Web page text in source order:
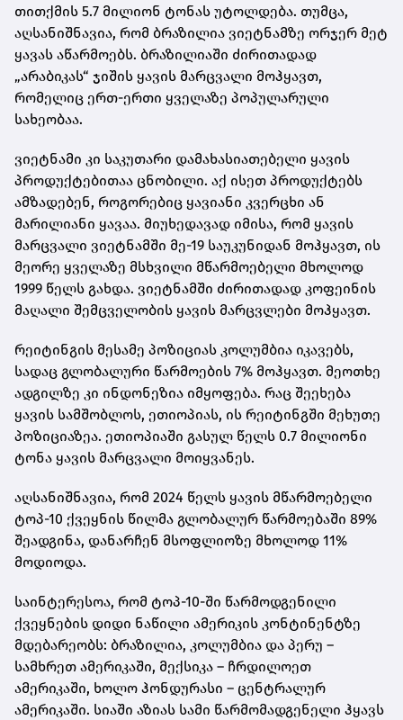
თითქმის 5.7 მილიონ ტონას უტოლდება. თუმცა,
აღსანიშნავია, რომ ბრაზილია ვიეტნამზე ორჯერ მეტ
ყავას აწარმოებს. ბრაზილიაში ძირითადად
„არაბიკას“ ჯიშის ყავის მარცვალი მოჰყავთ,
რომელიც ერთ-ერთი ყველაზე პოპულარული
სახეობაა.
ვიეტნამი კი საკუთარი დამახასიათებელი ყავის
პროდუქტებითაა ცნობილი. აქ ისეთ პროდუქტებს
ამზადებენ, როგორებიც ყავიანი კვერცხი ან
მარილიანი ყავაა. მიუხედავად იმისა, რომ ყავის
მარცვალი ვიეტნამში მე-19 საუკუნიდან მოჰყავთ, ის
მეორე ყველაზე მსხვილი მწარმოებელი მხოლოდ
1999 წელს გახდა. ვიეტნამში ძირითადად კოფეინის
მაღალი შემცველობის ყავის მარცვლები მოჰყავთ.
რეიტინგის მესამე პოზიციას კოლუმბია იკავებს,
სადაც გლობალური წარმოების 7% მოჰყავთ. მეოთხე
ადგილზე კი ინდონეზია იმყოფება. რაც შეეხება
ყავის სამშობლოს, ეთიოპიას, ის რეიტინგში მეხუთე
პოზიციაზეა. ეთიოპიაში გასულ წელს 0.7 მილიონი
ტონა ყავის მარცვალი მოიყვანეს.
აღსანიშნავია, რომ 2024 წელს ყავის მწარმოებელი
ტოპ-10 ქვეყნის წილმა გლობალურ წარმოებაში 89%
შეადგინა, დანარჩენ მსოფლიოზე მხოლოდ 11%
მოდიოდა.
საინტერესოა, რომ ტოპ-10-ში წარმოდგენილი
ქვეყნების დიდი ნაწილი ამერიკის კონტინენტზე
მდებარეობს: ბრაზილია, კოლუმბია და პერუ –
სამხრეთ ამერიკაში, მექსიკა – ჩრდილოეთ
ამერიკაში, ხოლო ჰონდურასი – ცენტრალურ
ამერიკაში. სიაში აზიას სამი წარმომადგენელი ჰყავს